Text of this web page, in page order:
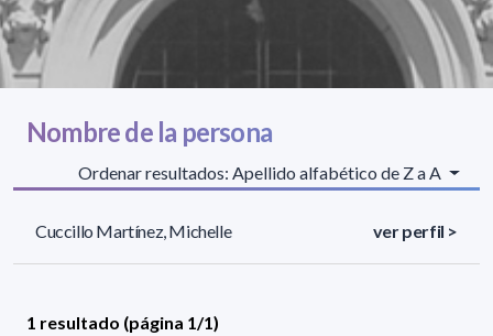
Nombre de la persona
Ordenar resultados: Apellido alfabético de Z a A
Cuccillo Martínez, Michelle ver perfil >
1 resultado (página 1/1)